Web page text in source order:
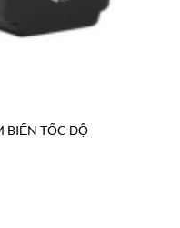
BIẾN TỐC ĐỘ